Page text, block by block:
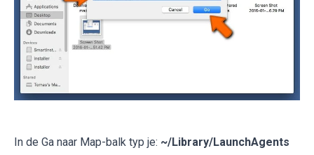
In de Ga naar Map-balk typ je: ~/Library/LaunchAgents